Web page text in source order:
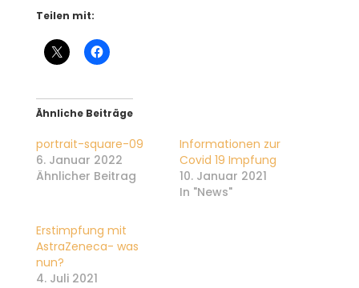
Teilen mit:
Ähnliche Beiträge
portrait-square-09
6. Januar 2022
Ähnlicher Beitrag
Informationen zur
Covid 19 Impfung
10. Januar 2021
In "News"
Erstimpfung mit
AstraZeneca- was
nun?
4. Juli 2021